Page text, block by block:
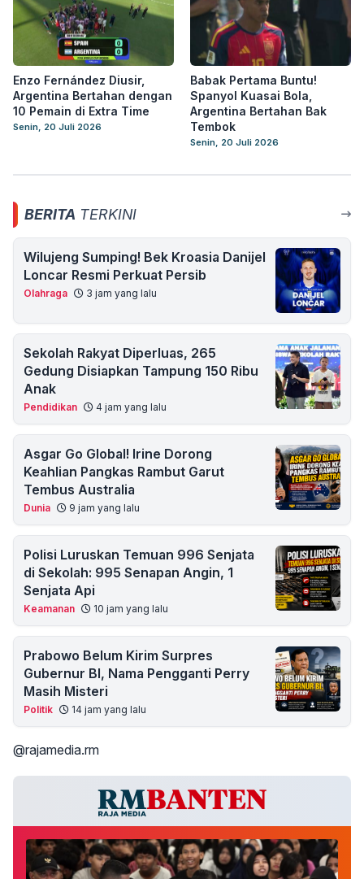
Enzo Fernández Diusir,
Argentina Bertahan dengan
10 Pemain di Extra Time
Senin, 20 Juli 2026
Babak Pertama Buntu!
Spanyol Kuasai Bola,
Argentina Bertahan Bak
Tembok
Senin, 20 Juli 2026
BERITA TERKINI
Wilujeng Sumping! Bek Kroasia Danijel
Loncar Resmi Perkuat Persib
Olahraga 3 jam yang lalu
Sekolah Rakyat Diperluas, 265
Gedung Disiapkan Tampung 150 Ribu
Anak
Pendidikan 4 jam yang lalu
Asgar Go Global! Irine Dorong
Keahlian Pangkas Rambut Garut
Tembus Australia
Dunia 9 jam yang lalu
Polisi Luruskan Temuan 996 Senjata
di Sekolah: 995 Senapan Angin, 1
Senjata Api
Keamanan 10 jam yang lalu
Prabowo Belum Kirim Surpres
Gubernur BI, Nama Pengganti Perry
Masih Misteri
Politik 14 jam yang lalu
@rajamedia.rm